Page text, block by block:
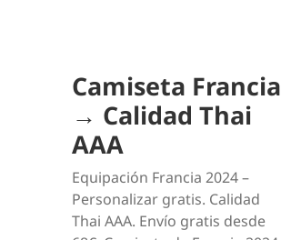
Camiseta Francia
→ Calidad Thai
AAA
Equipación Francia 2024 –
Personalizar gratis. Calidad
Thai AAA. Envío gratis desde